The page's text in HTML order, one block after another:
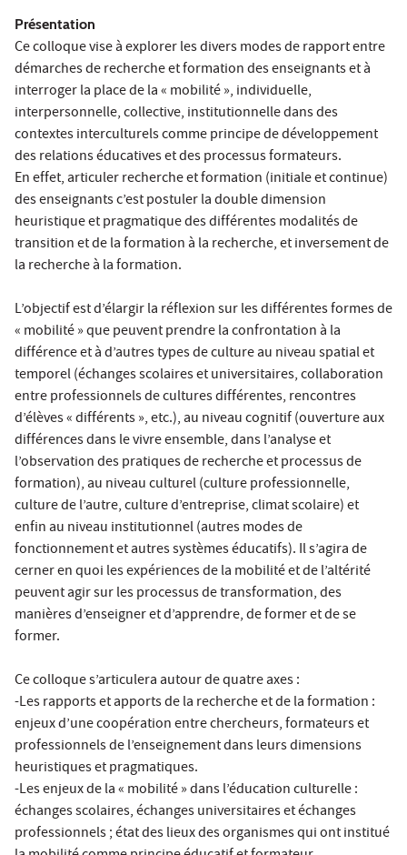
Présentation
Ce colloque vise à explorer les divers modes de rapport entre
démarches de recherche et formation des enseignants et à
interroger la place de la « mobilité », individuelle,
interpersonnelle, collective, institutionnelle dans des
contextes interculturels comme principe de développement
des relations éducatives et des processus formateurs.
En effet, articuler recherche et formation (initiale et continue)
des enseignants c’est postuler la double dimension
heuristique et pragmatique des différentes modalités de
transition et de la formation à la recherche, et inversement de
la recherche à la formation.
L’objectif est d’élargir la réflexion sur les différentes formes de
« mobilité » que peuvent prendre la confrontation à la
différence et à d’autres types de culture au niveau spatial et
temporel (échanges scolaires et universitaires, collaboration
entre professionnels de cultures différentes, rencontres
d’élèves « différents », etc.), au niveau cognitif (ouverture aux
différences dans le vivre ensemble, dans l’analyse et
l’observation des pratiques de recherche et processus de
formation), au niveau culturel (culture professionnelle,
culture de l’autre, culture d’entreprise, climat scolaire) et
enfin au niveau institutionnel (autres modes de
fonctionnement et autres systèmes éducatifs). Il s’agira de
cerner en quoi les expériences de la mobilité et de l’altérité
peuvent agir sur les processus de transformation, des
manières d’enseigner et d’apprendre, de former et de se
former.
Ce colloque s’articulera autour de quatre axes :
-Les rapports et apports de la recherche et de la formation :
enjeux d’une coopération entre chercheurs, formateurs et
professionnels de l’enseignement dans leurs dimensions
heuristiques et pragmatiques.
-Les enjeux de la « mobilité » dans l’éducation culturelle :
échanges scolaires, échanges universitaires et échanges
professionnels ; état des lieux des organismes qui ont institué